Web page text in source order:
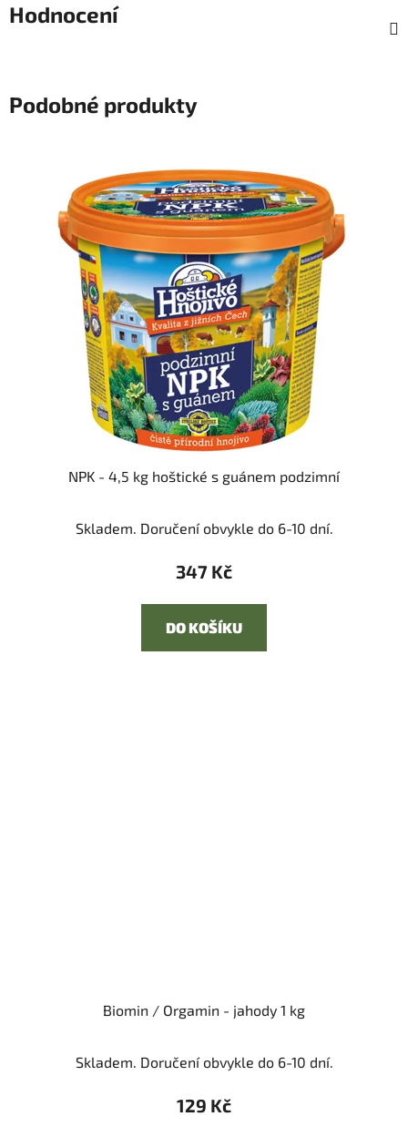
Hodnocení
Podobné produkty
NPK - 4,5 kg hoštické s guánem podzimní
Skladem. Doručení obvykle do 6-10 dní.
347 Kč
DO KOŠÍKU
Biomin / Orgamin - jahody 1 kg
Skladem. Doručení obvykle do 6-10 dní.
129 Kč